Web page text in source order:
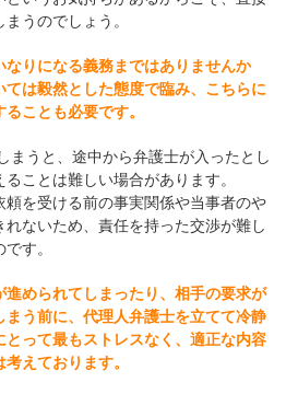
うのでしょう。
なりになる義務まではありませんか
は毅然とした態度で臨み、こちらに
ことも必要です。
まうと、途中から弁護士が入ったとし
ことは難しい場合があります。
を受ける前の事実関係や当事者のや
れないため、責任を持った交渉が難し
す。
められてしまったり、相手の要求が
う前に、代理人弁護士を立てて冷静
って最もストレスなく、適正な内容
えております。